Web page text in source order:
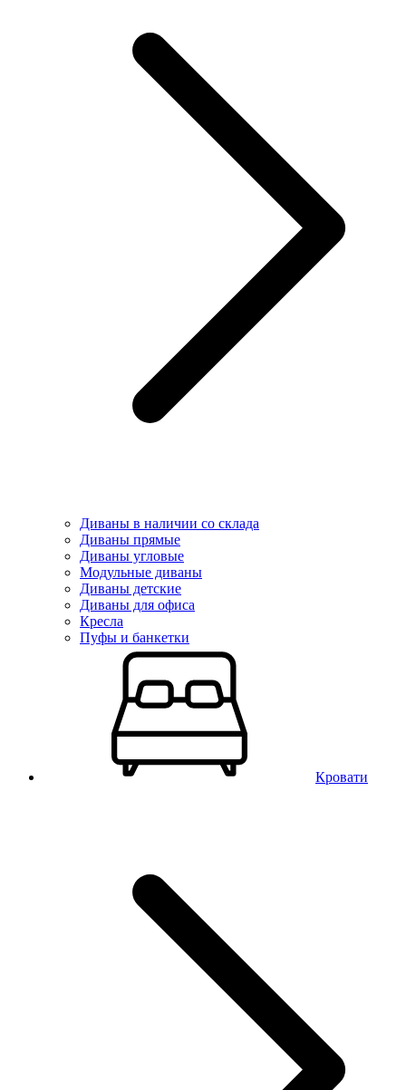
Диваны в наличии со склада
Диваны прямые
Диваны угловые
Модульные диваны
Диваны детские
Диваны для офиса
Кресла
Пуфы и банкетки
Кровати